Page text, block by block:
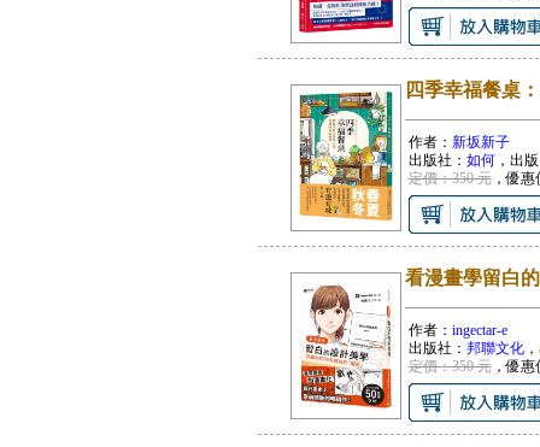
四季幸福餐桌
作者： 新坂新子
出版社： 如何，出
定價：350 元，優惠
看漫畫學留白
作者： ingectar-e
出版社： 邦聯文化
定價：350 元，優惠